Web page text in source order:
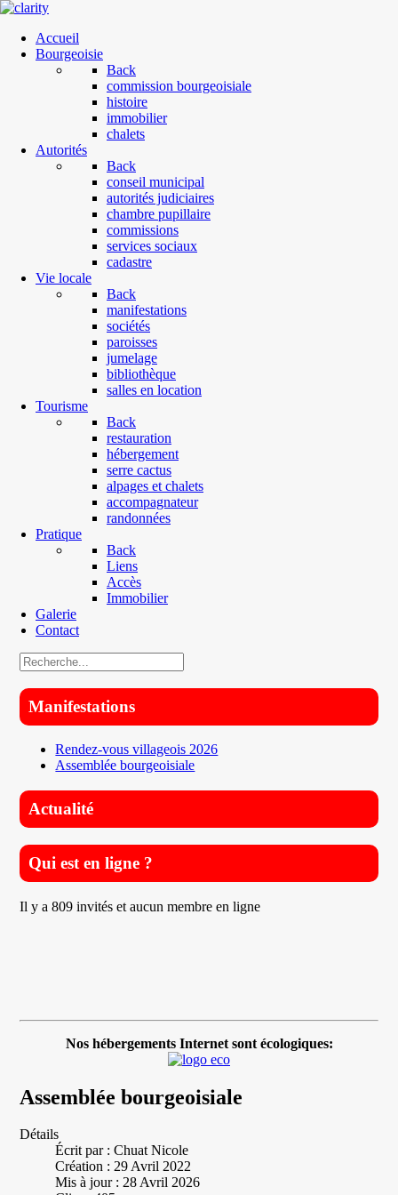
Accueil
Bourgeoisie
Back
commission bourgeoisiale
histoire
immobilier
chalets
Autorités
Back
conseil municipal
autorités judiciaires
chambre pupillaire
commissions
services sociaux
cadastre
Vie locale
Back
manifestations
sociétés
paroisses
jumelage
bibliothèque
salles en location
Tourisme
Back
restauration
hébergement
serre cactus
alpages et chalets
accompagnateur
randonnées
Pratique
Back
Liens
Accès
Immobilier
Galerie
Contact
Manifestations
Rendez-vous villageois 2026
Assemblée bourgeoisiale
Actualité
Qui est en ligne ?
Il y a 809 invités et aucun membre en ligne
Nos hébergements Internet sont écologiques:
Assemblée bourgeoisiale
Détails
Écrit par :Chuat Nicole
Création : 29 Avril 2022
Mis à jour : 28 Avril 2026